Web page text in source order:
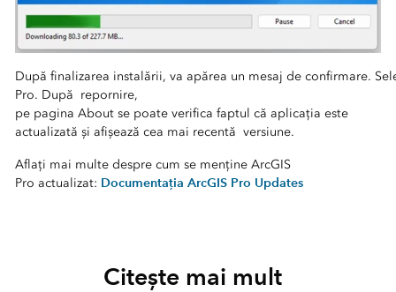
După finalizarea instalării, va apărea un mesaj de confirmare.
Pro. După repornire,
pe pagina About se poate verifica faptul că aplicația este
actualizată și afișează cea mai recentă versiune.
Aflați mai multe despre cum se menține ArcGIS
Pro actualizat: Documentația ArcGIS Pro Updates
Citește mai mult